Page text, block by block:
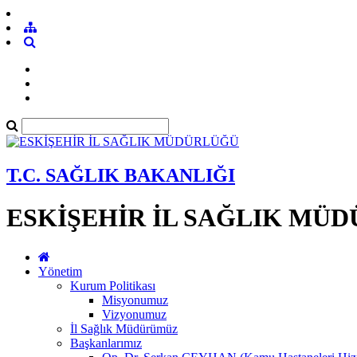
T.C. SAĞLIK BAKANLIĞI
ESKİŞEHİR İL SAĞLIK
Yönetim
Kurum Politikası
Misyonumuz
Vizyonumuz
İl Sağlık Müdürümüz
Başkanlarımız